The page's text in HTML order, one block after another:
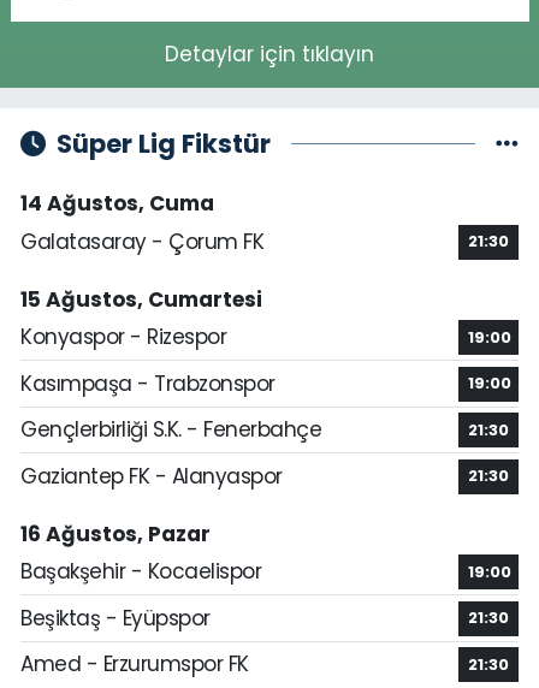
Detaylar için tıklayın
Süper Lig Fikstür
14 Ağustos, Cuma
Galatasaray - Çorum FK
21:30
15 Ağustos, Cumartesi
Konyaspor - Rizespor
19:00
Kasımpaşa - Trabzonspor 19:00
Gençlerbirliği S.K. - Fenerbahçe 21:30
Gaziantep FK - Alanyaspor 21:30
16 Ağustos, Pazar
Başakşehir - Kocaelispor
19:00
Beşiktaş - Eyüpspor 21:30
Amed - Erzurumspor FK 21:30